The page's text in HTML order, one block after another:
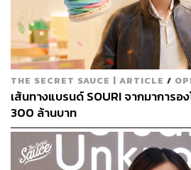
เพราะเราไม่ใช่ความคิดของเรา แ
เบื้องหลังความคิดเหล่านั้น
การ “ออกกำลังจิต” จึงเป็นกิจวัตรที่ค
การออกกำลังกาย ตั้งแต่การสังเกตอ
Awareness) — หยุดและตั้งคำถามเมื่
รู้สึกอะไร? เราจะอยู่กับมันได้อย่างไ
(Mindfulness Practice) ผ่านกิจกรรม
การเดิน หรือแม้แต่การล้างจาน
THE SECRET SAUCE | ARTICLE /
เส้นทางแบรนด์ SOURI จากมาการอ
300 ล้านบาท